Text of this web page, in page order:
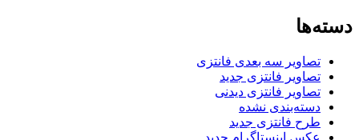
دسته‌ها
تصاویر سه بعدی فانتزی
تصاویر فانتزی جدید
تصاویر فانتزی دیدنی
دسته‌بندی نشده
طرح فانتزی جدید